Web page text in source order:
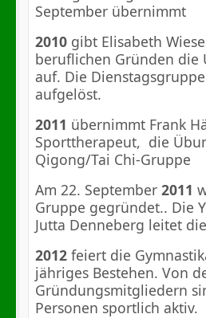
September übernimmt
2010gibt Elisabeth
beruflichen Gründen die
auf. Die
aufgelöst.
2011 übernimmt Frank
Sporttherapeut, die
Qigong/Tai Chi-Gruppe
Am 22. September 2011
Gruppe gegründet.. Die
Jutta Denneberg leitet
2012feiert die
jähriges Bestehen. Von
Gründungsmitgliedern
Personen sportlich aktiv.